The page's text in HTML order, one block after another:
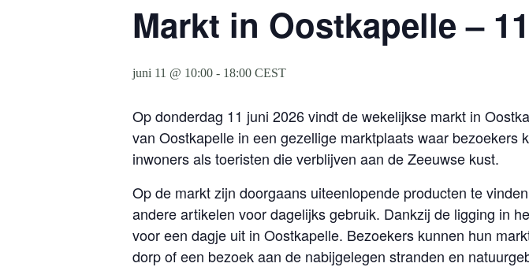
Markt in Oostkapelle –
juni 11 @ 10:00 - 18:00 CEST
Op donderdag 11 juni 2026 vindt de wekelijkse markt in
van Oostkapelle in een gezellige marktplaats waar
inwoners als toeristen die verblijven aan de Zeeuwse kust.
Op de markt zijn doorgaans uiteenlopende producten te
andere artikelen voor dagelijks gebruik. Dankzij de ligging in
voor een dagje uit in Oostkapelle. Bezoekers kunnen hun
dorp of een bezoek aan de nabijgelegen stranden en